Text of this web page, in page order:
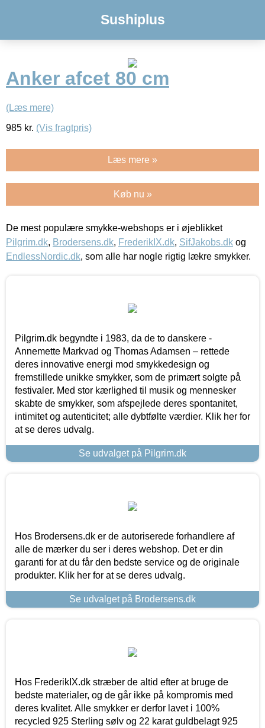
Sushiplus
Anker afcet 80 cm
(Læs mere)
985 kr. (Vis fragtpris)
Læs mere »
Køb nu »
De mest populære smykke-webshops er i øjeblikket
Pilgrim.dk, Brodersens.dk, FrederikIX.dk, SifJakobs.dk og
EndlessNordic.dk, som alle har nogle rigtig lækre smykker.
Pilgrim.dk begyndte i 1983, da de to danskere -
Annemette Markvad og Thomas Adamsen – rettede
deres innovative energi mod smykkedesign og
fremstillede unikke smykker, som de primært solgte på
festivaler. Med stor kærlighed til musik og mennesker
skabte de smykker, som afspejlede deres spontanitet,
intimitet og autenticitet; alle dybtfølte værdier. Klik her for
at se deres udvalg.
Se udvalget på Pilgrim.dk
Hos Brodersens.dk er de autoriserede forhandlere af
alle de mærker du ser i deres webshop. Det er din
garanti for at du får den bedste service og de originale
produkter. Klik her for at se deres udvalg.
Se udvalget på Brodersens.dk
Hos FrederikIX.dk stræber de altid efter at bruge de
bedste materialer, og de går ikke på kompromis med
deres kvalitet. Alle smykker er derfor lavet i 100%
recycled 925 Sterling sølv og 22 karat guldbelagt 925